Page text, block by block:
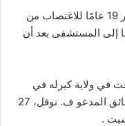
: تعرضت فتاة تبلغ من العمر 19 عامًا للاغتصاب من
المستشفى بعد أن
في ولاية كيرله في
منطقة (Pathanamthitta) حين هاجم السائق المدعو ف. نوفل، 27
.